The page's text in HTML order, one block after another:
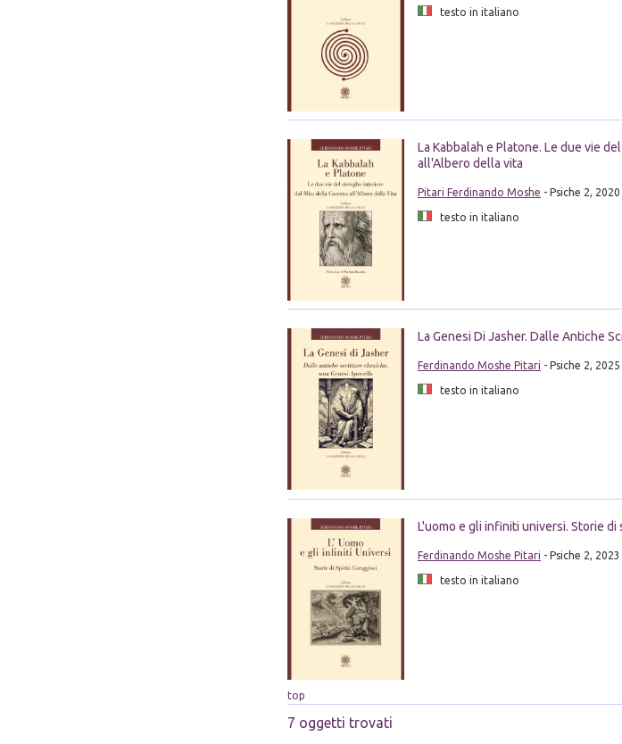
testo in italiano
La Kabbalah e Platone. Le due vie
all'Albero della vita
Pitari Ferdinando Moshe - Psiche 2, 2020
testo in italiano
La Genesi Di Jasher. Dalle Antiche
Ferdinando Moshe Pitari - Psiche 2, 2025
testo in italiano
L'uomo e gli infiniti universi. Storie di
Ferdinando Moshe Pitari - Psiche 2, 2023
testo in italiano
top
7 oggetti trovati